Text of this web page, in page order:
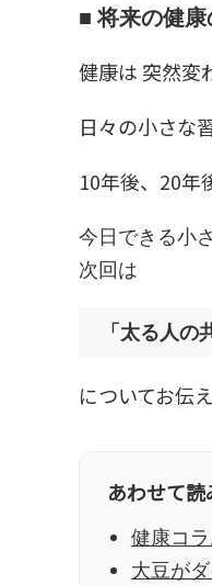
■ 将来の健
健康は 突然変
日々の小さな
10年後、20年
今日できる小
次回は
「太る人の
についてお伝
あわせて
健康コ
大豆が